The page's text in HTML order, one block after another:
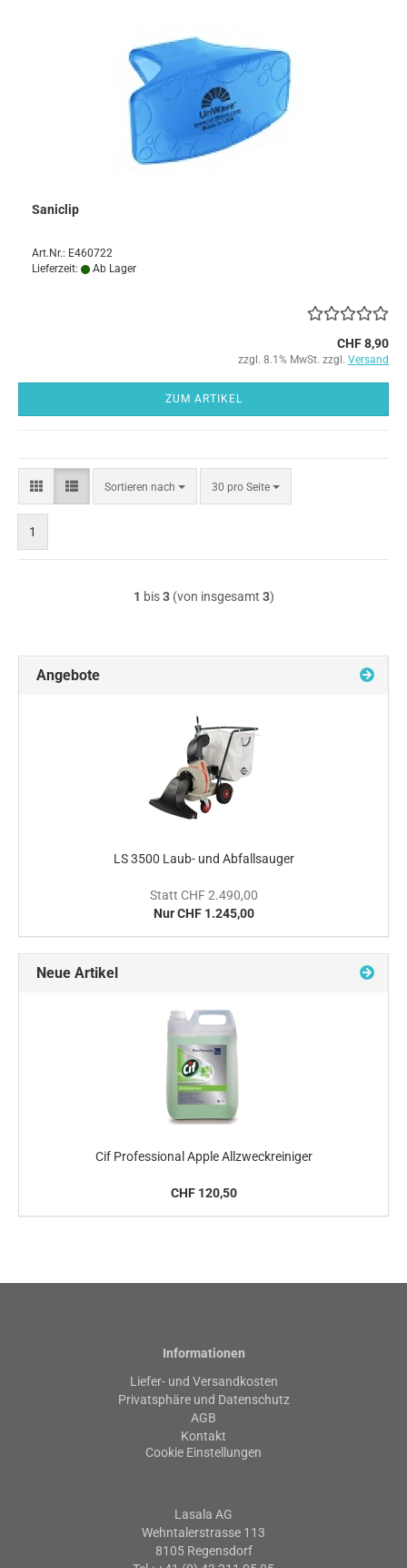
Saniclip
Art.Nr.: E460722
Lieferzeit:
Ab Lager
CHF 8,90
zzgl. 8.1% MwSt. zzgl. Versand
ZUM ARTIKEL
Sortieren nach
Sortieren
nach
30 pro Seite
pro Seite
1
1 bis3(von insgesamt 3)
Angebote
LS 3500 Laub- und Abfallsauger
Statt CHF 2.490,00
Nur CHF 1.245,00
Neue Artikel
Cif Professional Apple Allzweckreiniger
CHF 120,50
Informationen
Liefer- und Versandkosten
Privatsphäre und Datenschutz
AGB
Kontakt
Cookie Einstellungen
Lasala AG
Wehntalerstrasse 113
8105 Regensdorf